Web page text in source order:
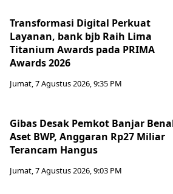
Transformasi Digital Perkuat
Layanan, bank bjb Raih Lima
Titanium Awards pada PRIMA
Awards 2026
Jumat, 7 Agustus 2026, 9:35 PM
Gibas Desak Pemkot Banjar
Aset BWP, Anggaran Rp27 Miliar
Terancam Hangus
Jumat, 7 Agustus 2026, 9:03 PM